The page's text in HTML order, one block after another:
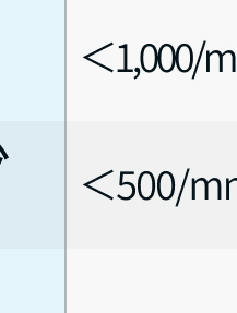
CrCl>50 mL/min
投与中の患者では<5xULN
量